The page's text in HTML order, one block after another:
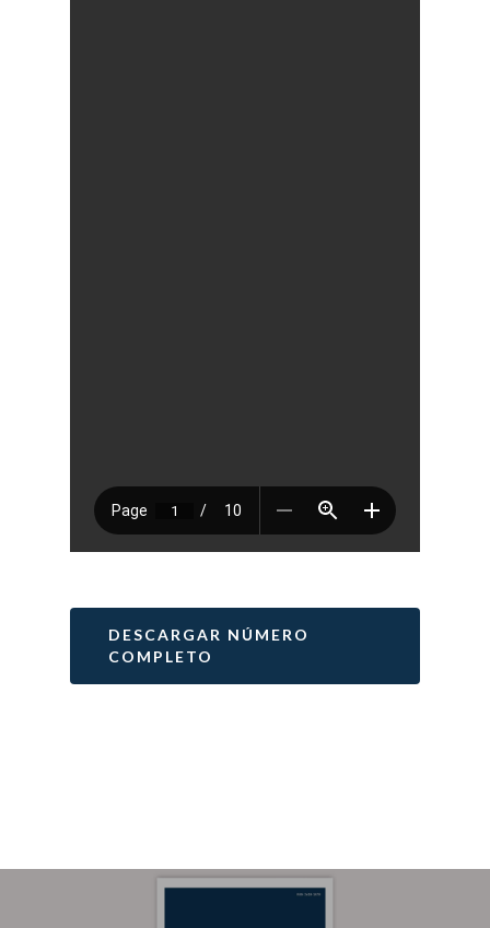
DESCARGAR NÚMERO
COMPLETO
Quiénes
Números
Pagar